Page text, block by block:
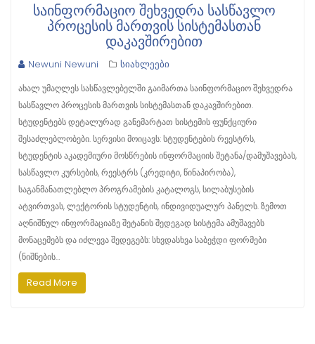
ᲡᲐᲘᲜᲤᲝᲠᲛᲐᲪᲘᲝ ᲨᲔᲮᲕᲔᲓᲠᲐ ᲡᲐᲡᲬᲐᲕᲚᲝ
ᲞᲠᲝᲪᲔᲡᲘᲡ ᲛᲐᲠᲗᲕᲘᲡ ᲡᲘᲡᲢᲔᲛᲐᲡᲗᲐᲜ
ᲓᲐᲙᲐᲕᲨᲘᲠᲔᲑᲘᲗ
Newuni Newuni სიახლეები
ახალ უმაღლეს სასწავლებელში გაიმართა საინფორმაციო შეხვედრა
სასწავლო პროცესის მართვის სისტემასთან დაკავშირებით.
სტუდენტებს დეტალურად განემარტათ სისტემის ფუნქციური
შესაძლებლობები. სერვისი მოიცავს: სტუდენტების რეესტრს,
სტუდენტის აკადემიური მოსწრების ინფორმაციის შეტანა/დამუშავებას,
სასწავლო კურსების, რეესტრს (კრედიტი, წინაპირობა),
საგანმანათლებლო პროგრამების კატალოგს, სილაბუსების
ატვირთვას, ლექტორის სტუდენტის, ინდივიდუალურ პანელს. ზემოთ
აღნიშნულ ინფორმაციაზე შეტანის შედეგად სისტემა ამუშავებს
მონაცემებს და იძლევა შედეგებს: სხვდასხვა საბეჭდი ფორმები
(ნიშნების…
Read More